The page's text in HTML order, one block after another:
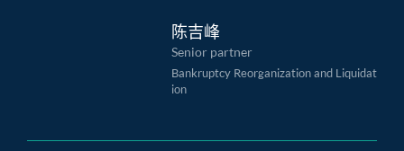
陈吉峰
Senior partner
Bankruptcy Reorganization and Liquidat
ion